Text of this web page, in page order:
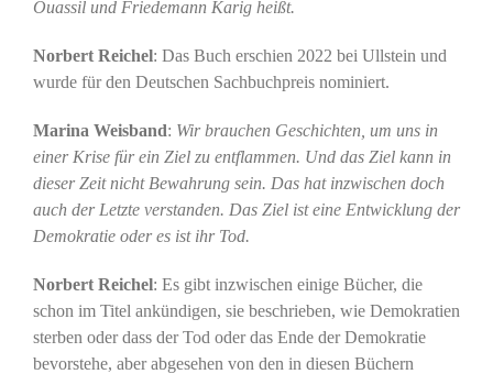
Ouassil und Friedemann Karig heißt.
Norbert Reichel: Das Buch erschien 2022 bei Ullstein und
wurde für den Deutschen Sachbuchpreis nominiert.
Marina Weisband: Wir brauchen Geschichten, um uns in
einer Krise für ein Ziel zu entflammen. Und das Ziel kann in
dieser Zeit nicht Bewahrung sein. Das hat inzwischen doch
auch der Letzte verstanden. Das Ziel ist eine Entwicklung der
Demokratie oder es ist ihr Tod.
Norbert Reichel: Es gibt inzwischen einige Bücher, die
schon im Titel ankündigen, sie beschrieben, wie Demokratien
sterben oder dass der Tod oder das Ende der Demokratie
bevorstehe, aber abgesehen von den in diesen Büchern